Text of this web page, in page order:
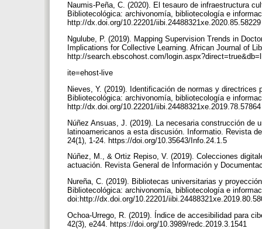
Naumis-Peña, C. (2020). El tesauro de infraestructura
Bibliotecológica: archivonomía, bibliotecología e
http://dx.doi.org/10.22201/
Ngulube, P. (2019). Mapping Supervision Trends in
Implications for Collective Learning. African Journal of
http://search.ebscohost.com/
ite=ehost-live
Nieves, Y. (2019). Identificación de normas y
Bibliotecológica: archivonomía, bibliotecología e
http://dx.doi.org/10.22201/
Núñez Ansuas, J. (2019). La necesaria construcción de
latinoamericanos a esta discusión. Informatio. Revista
24(1), 1-24. https://doi.org/10.35643/Info.24.1.5
Núñez, M., & Ortiz Repiso, V. (2019). Colecciones
actuación. Revista General de Información y
Nureña, C. (2019). Bibliotecas universitarias y
Bibliotecológica: archivonomía, bibliotecología e
doi:http://dx.doi.org/10.22201/
Ochoa-Urrego, R. (2019). Índice de accesibilidad para
42(3), e244. https://doi.org/10.3989/redc.2019.3.1541